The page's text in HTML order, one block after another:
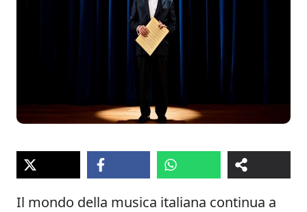
Il mondo della musica italiana continua a